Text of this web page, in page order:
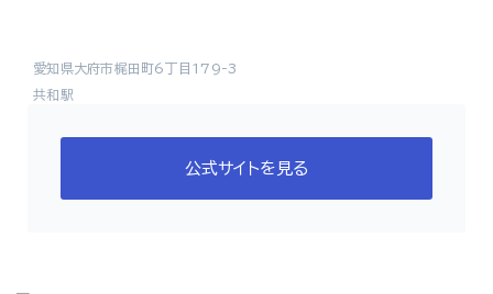
愛知県大府市梶田町6丁目179-3
共和駅
公式サイトを見る